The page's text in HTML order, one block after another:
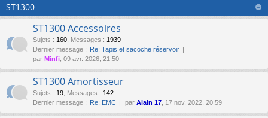
ST1300
ST1300 Accessoires
Sujets : 160 Messages : 1939
Dernier message : Re: Tapis et sacoche réservoir
par Minfi , 09 avr. 2026, 21:50
ST1300 Amortisseur
Sujets : 19 Messages : 142
Dernier message : Re: EMC par Alain 17 , 17 nov. 2022, 20:59